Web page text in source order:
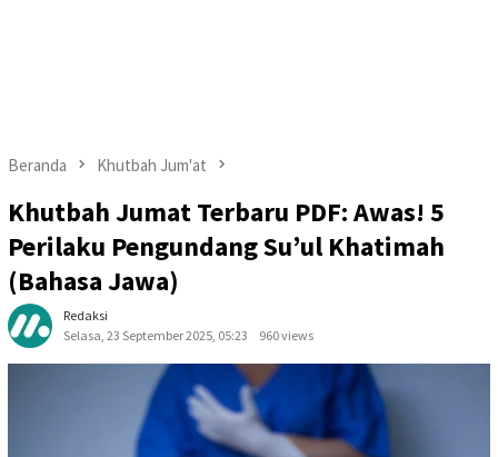
Beranda Khutbah Jum'at
Khutbah Jumat Terbaru PDF: Awas! 5
Perilaku Pengundang Su’ul Khatimah
(Bahasa Jawa)
Redaksi
Selasa, 23 September 2025, 05:23
960 views